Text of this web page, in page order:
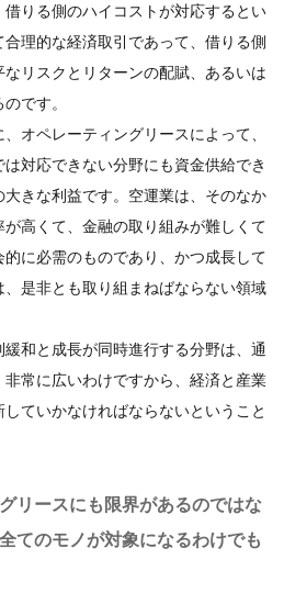
りる側のハイコストが対応するとい
理的な経済取引であって、借りる側
リスクとリターンの配賦、あるいは
です。
オペレーティングリースによって、
対応できない分野にも資金供給でき
きな利益です。空運業は、そのなか
高くて、金融の取り組みが難しくて
に必需のものであり、かつ成長して
是非とも取り組まねばならない領域
和と成長が同時進行する分野は、通
常に広いわけですから、経済と産業
ていかなければならないということ
リースにも限界があるのではな
てのモノが対象になるわけでも